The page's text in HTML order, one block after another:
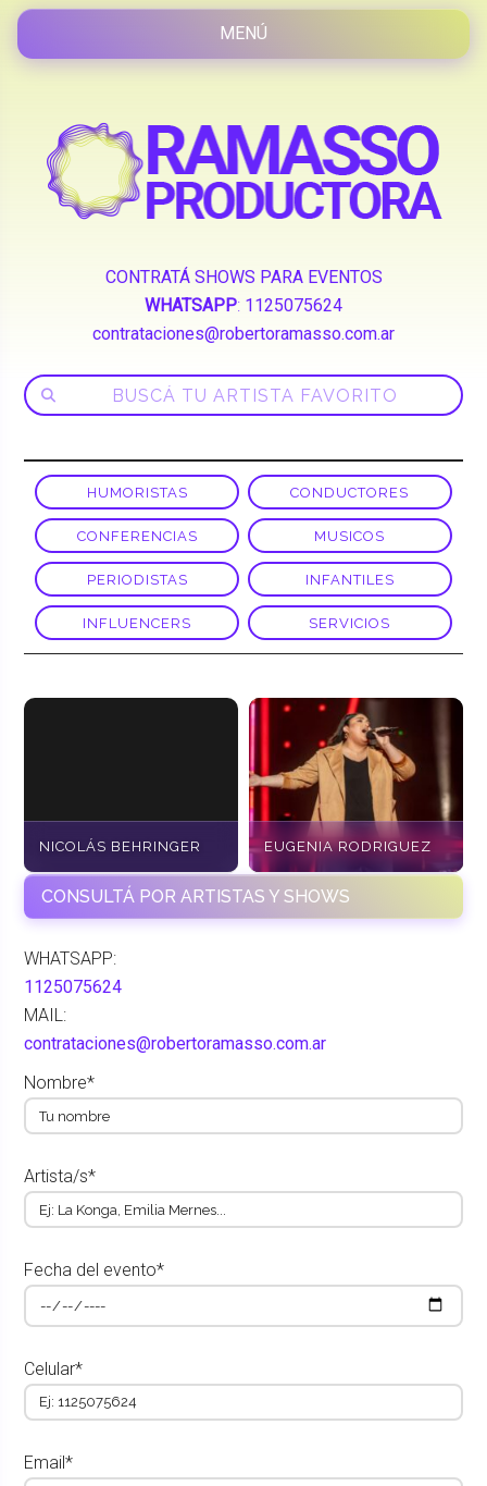
CONTRATÁ SHOWS PARA EVENTOS
WHATSAPP: 1125075624
contrataciones@robertoramasso.com.ar
HUMORISTAS CONDUCTORES
CONFERENCIAS MUSICOS
PERIODISTAS INFANTILES
INFLUENCERS SERVICIOS
NICOLÁS BEHRINGER EUGENIA RODRIGUEZ
CONSULTÁ POR ARTISTAS Y SHOWS
WHATSAPP:
1125075624
MAIL:
contrataciones@robertoramasso.com.ar
Nombre*
Artista/s*
Fecha del evento*
Celular*
Email*